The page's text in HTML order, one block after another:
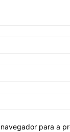
para a